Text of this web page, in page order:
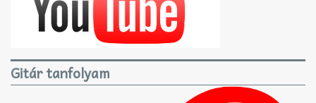
Gitár tanfolyam